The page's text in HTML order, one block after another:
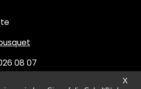
08 07
X